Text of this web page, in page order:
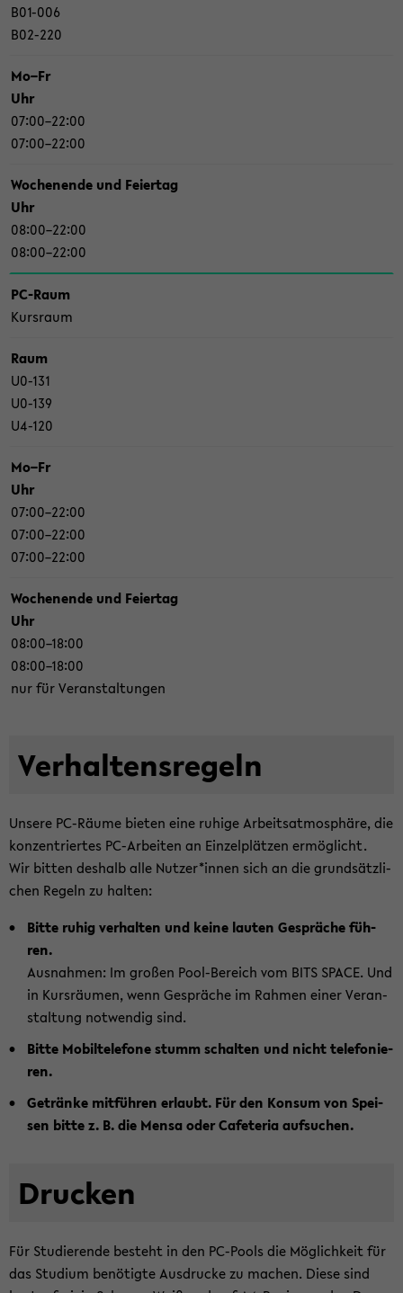
B01-​006
B02-​220
Mo–Fr
Uhr
07:00–22:00
07:00–22:00
Wo­chen­en­de und Fei­er­tag
Uhr
08:00–22:00
08:00–22:00
PC-​Raum
Kurs­raum
Raum
U0-​131
U0-​139
U4-​120
Mo–Fr
Uhr
07:00–22:00
07:00–22:00
07:00–22:00
Wo­chen­en­de und Fei­er­tag
Uhr
08:00–18:00
08:00–18:00
nur für Ver­an­stal­tun­gen
Ver­hal­tens­re­geln
Un­se­re PC-​Räume bie­ten eine ru­hi­ge Ar­beits­at­mo­sphä­re, die
kon­zen­trier­tes PC-​Arbeiten an Ein­zel­plät­zen er­mög­licht.
Wir bit­ten des­halb alle Nut­zer*innen sich an die grund­sätz­li­
chen Re­geln zu hal­ten:
Bitte ruhig ver­hal­ten und keine lau­ten Ge­sprä­che füh­
ren.
Aus­nah­men: Im gro­ßen Pool-​Bereich vom BITS SPACE. Und
in Kurs­räu­men, wenn Ge­sprä­che im Rah­men einer Ver­an­
stal­tung not­wen­dig sind.
Bitte Mo­bil­te­le­fo­ne stumm schal­ten und nicht te­le­fo­nie­
ren.
Ge­trän­ke mit­füh­ren er­laubt. Für den Kon­sum von Spei­
sen bitte z. B. die Mensa oder Ca­fe­te­ria auf­su­chen.
Dru­cken
Für Stu­die­ren­de be­steht in den PC-​Pools die Mög­lich­keit für
das Stu­di­um be­nö­tig­te Aus­dru­cke zu ma­chen. Diese sind